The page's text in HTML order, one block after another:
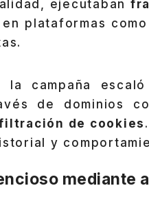
ejecutaban
plataformas como
la campaña
de dominios
de cookies
y
mediante